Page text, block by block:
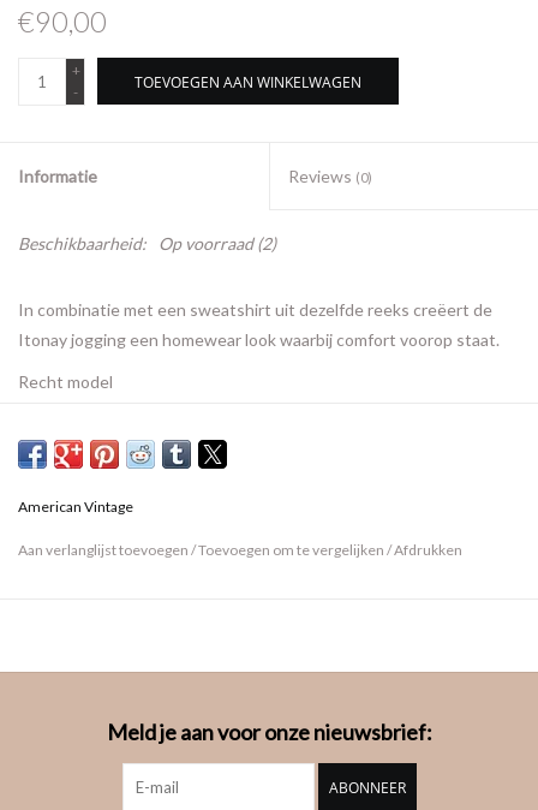
€90,00
+
-
TOEVOEGEN AAN WINKELWAGEN
Informatie Reviews (0)
Beschikbaarheid: Op voorraad(2)
In combinatie met een sweatshirt uit dezelfde reeks creëert de
Itonay jogging een homewear look waarbij comfort voorop staat.
Recht model
Snoerlint
Stof met chiné effect
Fijne molton
American Vintage
Aan verlanglijst toevoegen /Toevoegen om te vergelijken /Afdrukken
Meld je aan voor onze nieuwsbrief:
ABONNEER